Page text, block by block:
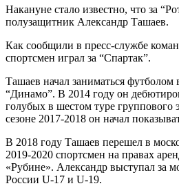
Накануне стало известно, что за
полузащитник Александр Ташаев.
Как сообщили в пресс-службе
спортсмен играл за “Спартак”.
Ташаев начал заниматься футболом
“Динамо”. В 2014 году он
голубых в шестом туре
сезоне 2017-2018 он начал
В 2018 году Ташаев перешел в
2019-2020 спортсмен на правах
«Рубине». Александр выступал за
России U-17 и U-19.